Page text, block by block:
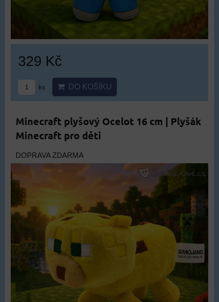
329 Kč
ks DO KOŠÍKU
Minecraft plyšový Ocelot 16 cm | Plyšák
Minecraft pro děti
DOPRAVA ZDARMA